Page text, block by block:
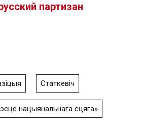
партизан
Статкевіч
нацыянальнага сцяга»